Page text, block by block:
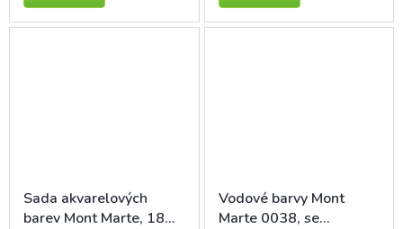
Sada akvarelových
barev Mont Marte, 18
Vodové barvy Mont
Marte 0038, se